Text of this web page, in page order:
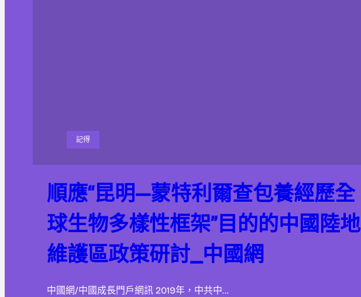
記得
順應“昆明—蒙特利爾查包養經歷全
球生物多樣性框架”目的的中國陸地
維護區政策研討_中國網
中國網/中國成長門戶網訊 2019年，中共中…